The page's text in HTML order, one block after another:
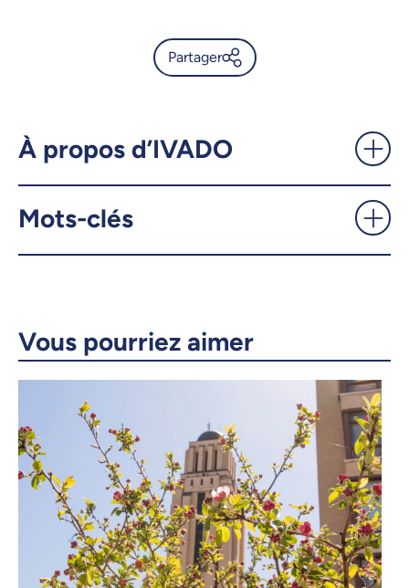
Partager
À propos d’IVADO
Mots-clés
Vous pourriez aimer